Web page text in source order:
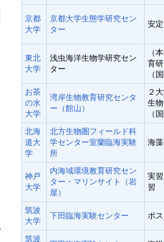
京都
大学
京都大学生態学研究セン
ター
安
東北
大学
浅虫海洋生物学研究セン
ター
（
育
（
お茶
の水
大学
湾岸生物教育研究センタ
ー（館山）
２
生
（
北海
道大
学
北方生物圏フィールド科
学センター室蘭臨海実験
所
海
神戸
大学
内海域環境教育研究セン
ター・マリンサイト（岩
屋）
実
習
筑波
大学
下田臨海実験センター ポ
筑波